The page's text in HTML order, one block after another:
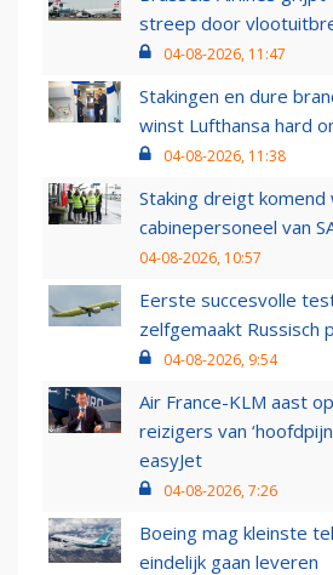
streep door
04-08-2026, 11:47
Stakingen en dure
winst Lufthansa hard
04-08-2026, 11:38
Staking dreigt komend
cabinepersoneel van
04-08-2026, 10:57
Eerste succesvolle
zelfgemaakt Russisch
04-08-2026, 9:54
Air France-KLM aast
reizigers van
easyJet
04-08-2026, 7:26
Boeing mag kleinste
eindelijk gaan leveren